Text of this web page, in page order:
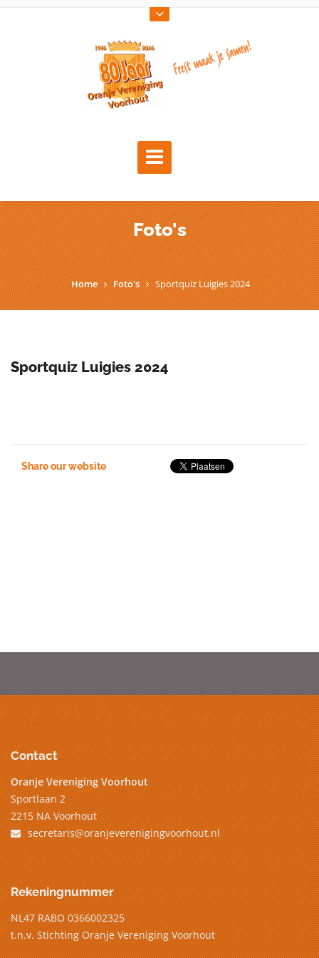
Foto's
Home Foto's Sportquiz Luigies 2024
Sportquiz Luigies 2024
Share our website
Contact
Oranje Vereniging Voorhout
Sportlaan 2
2215 NA Voorhout
secretaris@oranjeverenigingvoorhout.nl
Rekeningnummer
NL47 RABO 0366002325
t.n.v. Stichting Oranje Vereniging Voorhout